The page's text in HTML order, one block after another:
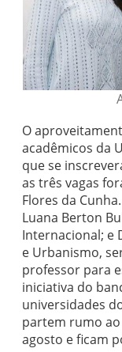
O
acadêmicos da
que se
as três vagas
Flores da
Luana Berton
Internacional; e
e Urbanismo,
professor para
iniciativa do
universidades
partem rumo
agosto e ficam